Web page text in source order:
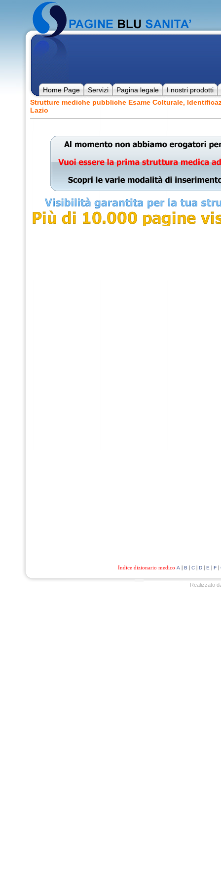
Home Page Servizi Pagina legale
I nostri prodotti
Strutture mediche pubbliche Esame Colturale,
Lazio
Indice dizionario medico A | B | C| D| E | F|
Realizzato